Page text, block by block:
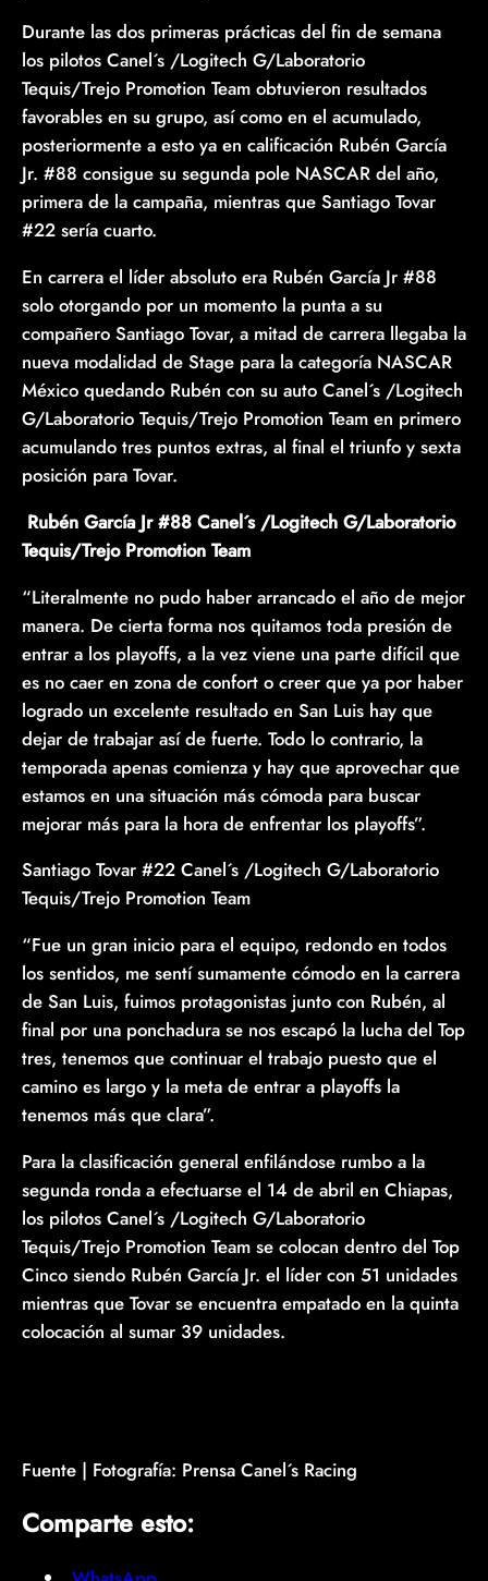
Durante las dos primeras prácticas del fin de semana
los pilotos Canel´s /Logitech G/Laboratorio
Tequis/Trejo Promotion Team obtuvieron resultados
favorables en su grupo, así como en el acumulado,
posteriormente a esto ya en calificación Rubén García
Jr. #88 consigue su segunda pole NASCAR del año,
primera de la campaña, mientras que Santiago Tovar
#22 sería cuarto.
En carrera el líder absoluto era Rubén García Jr #88
solo otorgando por un momento la punta a su
compañero Santiago Tovar, a mitad de carrera llegaba la
nueva modalidad de Stage para la categoría NASCAR
México quedando Rubén con su auto Canel´s /Logitech
G/Laboratorio Tequis/Trejo Promotion Team en primero
acumulando tres puntos extras, al final el triunfo y sexta
posición para Tovar.
Rubén García Jr #88 Canel´s /Logitech G/Laboratorio
Tequis/Trejo Promotion Team
“Literalmente no pudo haber arrancado el año de mejor
manera. De cierta forma nos quitamos toda presión de
entrar a los playoffs, a la vez viene una parte difícil que
es no caer en zona de confort o creer que ya por haber
logrado un excelente resultado en San Luis hay que
dejar de trabajar así de fuerte. Todo lo contrario, la
temporada apenas comienza y hay que aprovechar que
estamos en una situación más cómoda para buscar
mejorar más para la hora de enfrentar los playoffs”.
Santiago Tovar #22 Canel´s /Logitech G/Laboratorio
Tequis/Trejo Promotion Team
“Fue un gran inicio para el equipo, redondo en todos
los sentidos, me sentí sumamente cómodo en la carrera
de San Luis, fuimos protagonistas junto con Rubén, al
final por una ponchadura se nos escapó la lucha del Top
tres, tenemos que continuar el trabajo puesto que el
camino es largo y la meta de entrar a playoffs la
tenemos más que clara”.
Para la clasificación general enfilándose rumbo a la
segunda ronda a efectuarse el 14 de abril en Chiapas,
los pilotos Canel´s /Logitech G/Laboratorio
Tequis/Trejo Promotion Team se colocan dentro del Top
Cinco siendo Rubén García Jr. el líder con 51 unidades
mientras que Tovar se encuentra empatado en la quinta
colocación al sumar 39 unidades.
Fuente | Fotografía: Prensa Canel´s Racing
Comparte esto: